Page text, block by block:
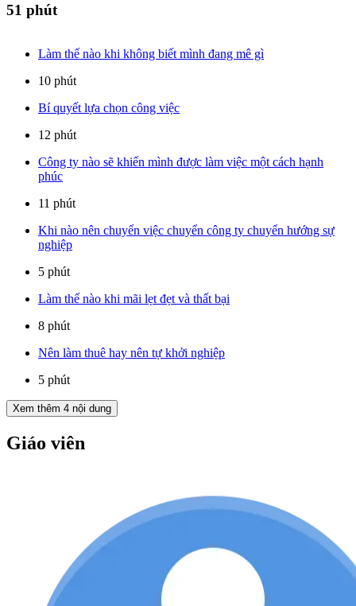
51 phút
Làm thế nào khi không biết mình đang mê gì
10 phút
Bí quyết lựa chọn công việc
12 phút
Công ty nào sẽ khiến mình được làm việc một cách hạnh
phúc
11 phút
Khi nào nên chuyển việc chuyển công ty chuyển hướng sự
nghiệp
5 phút
Làm thế nào khi mãi lẹt đẹt và thất bại
8 phút
Nên làm thuê hay nên tự khởi nghiệp
5 phút
Xem thêm 4 nội dung
Giáo viên